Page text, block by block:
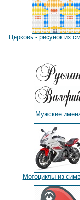
Церковь - рисунок из
Мужские
Мотоциклы из